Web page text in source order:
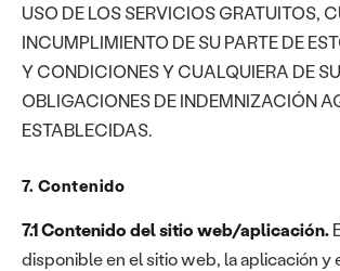
USO DE LOS SERVICIOS GRATUITOS,
INCUMPLIMIENTO DE SU PARTE DE
Y CONDICIONES Y CUALQUIERA DE
OBLIGACIONES DE INDEMNIZACIÓN
ESTABLECIDAS.
7. Contenido
7.1 Contenido del sitio web/aplicación.
disponible en el sitio web, la aplicación y